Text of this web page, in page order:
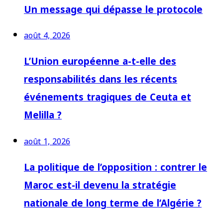
Un message qui dépasse le protocole
août 4, 2026
L’Union européenne a-t-elle des
responsabilités dans les récents
événements tragiques de Ceuta et
Melilla ?
août 1, 2026
La politique de l’opposition : contrer le
Maroc est-il devenu la stratégie
nationale de long terme de l’Algérie ?